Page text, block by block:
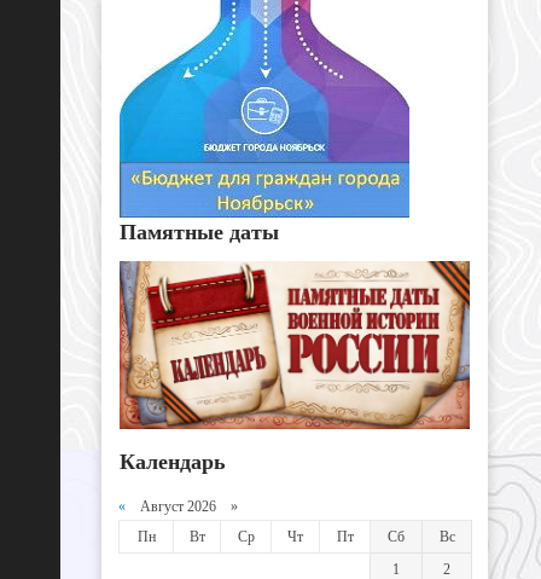
Памятные даты
Календарь
« Август 2026 »
Пн
Вт Ср Чт Пт Сб
Вс
1
2